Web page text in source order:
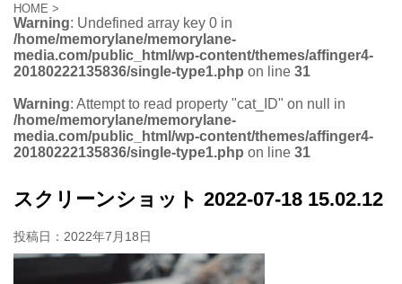
HOME >
Warning: Undefined array key 0 in
/home/memorylane/memorylane-
media.com/public_html/wp-content/themes/affinger4-
20180222135836/single-type1.php on line 31
Warning: Attempt to read property "cat_ID" on null in
/home/memorylane/memorylane-
media.com/public_html/wp-content/themes/affinger4-
20180222135836/single-type1.php on line 31
スクリーンショット 2022-07-18 15.02.12
投稿日： 2022年7月18日